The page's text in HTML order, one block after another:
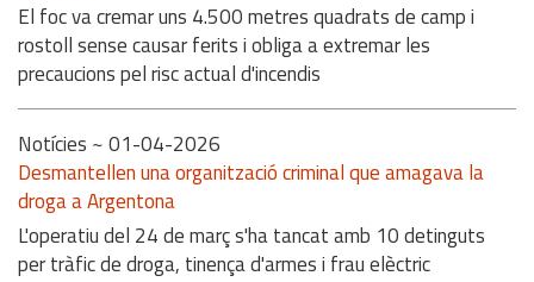
El foc va cremar uns 4.500 metres quadrats de camp i
rostoll sense causar ferits i obliga a extremar les
precaucions pel risc actual d'incendis
Notícies ~ 01-04-2026
Desmantellen una organització criminal que amagava la
droga a Argentona
L'operatiu del 24 de març s'ha tancat amb 10 detinguts
per tràfic de droga, tinença d'armes i frau elèctric